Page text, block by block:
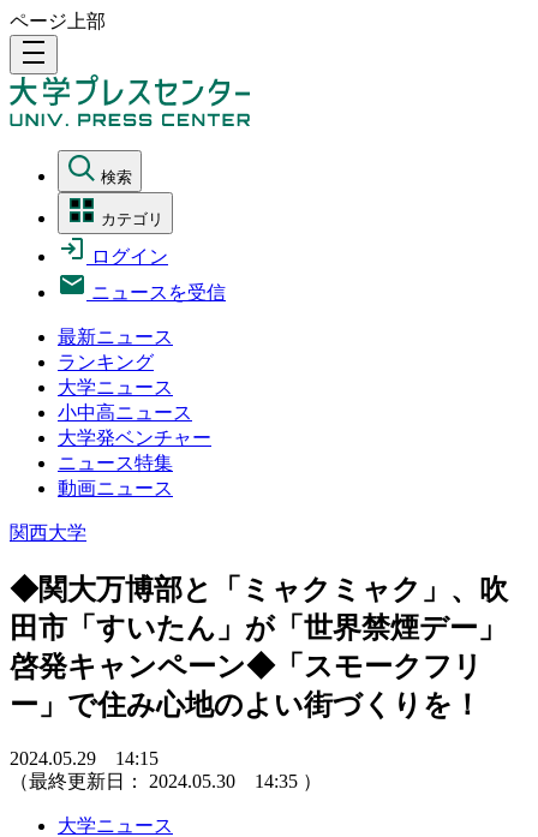
ページ上部
density_medium
検索
カテゴリ
ログイン
ニュースを受信
最新ニュース
ランキング
大学ニュース
小中高ニュース
大学発ベンチャー
ニュース特集
動画ニュース
関西大学
◆関大万博部と「ミャクミャク」、吹
田市「すいたん」が「世界禁煙デー」
啓発キャンペーン◆「スモークフリ
ー」で住み心地のよい街づくりを！
2024.05.29 14:15
（最終更新日： 2024.05.30 14:35 ）
大学ニュース